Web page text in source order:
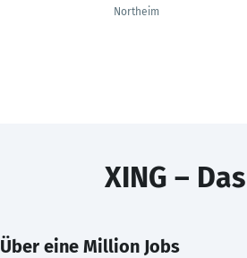
Northeim
XING –
Über eine Million Jobs